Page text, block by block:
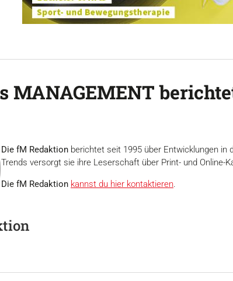
MANAGEMENT
Die fM Redaktion berichtet seit 1995 über Entwicklungen in
Trends versorgt sie ihre Leserschaft über Print- und Online-
Die fM Redaktion kannst du hier kontaktieren.